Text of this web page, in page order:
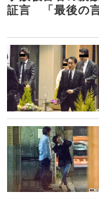
証言 「最後の